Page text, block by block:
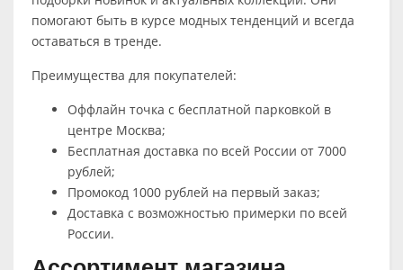
помогают быть в курсе модных тенденций и всегда
оставаться в тренде.
Преимущества для покупателей:
Оффлайн точка с бесплатной парковкой в
центре Москва;
Бесплатная доставка по всей России от 7000
рублей;
Промокод 1000 рублей на первый заказ;
Доставка с возможностью примерки по всей
России.